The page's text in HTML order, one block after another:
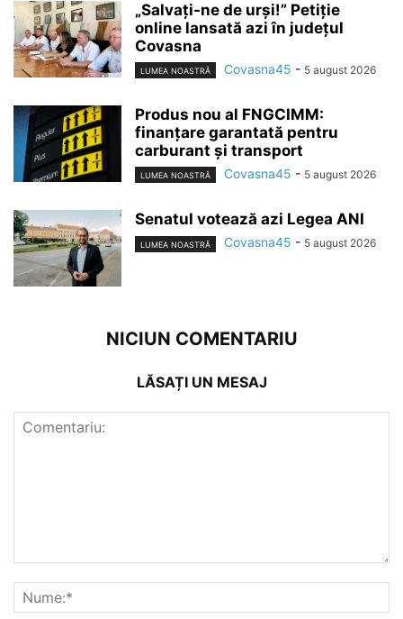
„Salvați-ne de urși!” Petiție
online lansată azi în județul
Covasna
LUMEA NOASTRĂ Covasna45 - 5 august 2026
Produs nou al FNGCIMM:
finanțare garantată pentru
carburant și transport
LUMEA NOASTRĂ Covasna45 - 5 august 2026
Senatul votează azi Legea ANI
LUMEA NOASTRĂ Covasna45 - 5 august 2026
NICIUN COMENTARIU
LĂSAȚI UN MESAJ